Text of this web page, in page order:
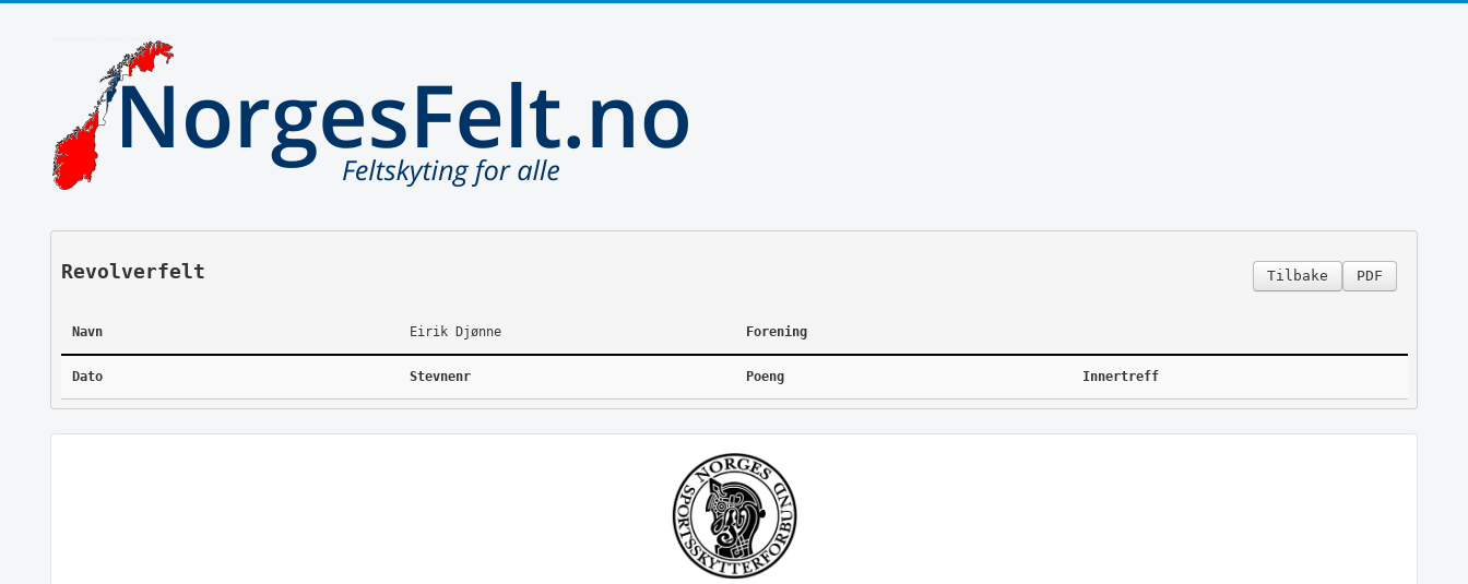
PDF
Tilbake
Revolverfelt
Navn Eirik Djønne Forening
Dato Stevnenr Poeng Innertreff